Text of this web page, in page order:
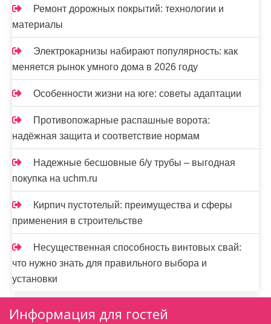
Ремонт дорожных покрытий: технологии и
материалы
Электрокарнизы набирают популярность: как
меняется рынок умного дома в 2026 году
Особенности жизни на юге: советы адаптации
Противопожарные распашные ворота:
надёжная защита и соответствие нормам
Надежные бесшовные б/у трубы – выгодная
покупка на uchm.ru
Кирпич пустотелый: преимущества и сферы
применения в строительстве
Несущественная способность винтовых свай:
что нужно знать для правильного выбора и
установки
Информация для гостей